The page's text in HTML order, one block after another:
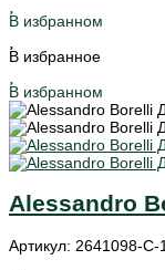
В избранном
В избранное
В избранном
Alessandro
Артикул: 2641098-C-